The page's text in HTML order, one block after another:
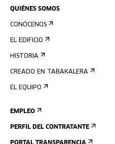
QUIÉNES SOMOS
CONÓCENOS
EL EDIFICIO
HISTORIA
CREADO EN TABAKALERA
EL EQUIPO
EMPLEO
PERFIL DEL CONTRATANTE